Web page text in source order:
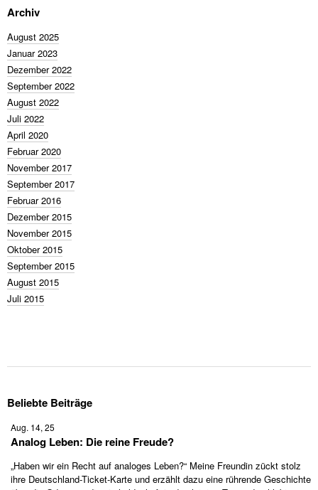
Archiv
August 2025
Januar 2023
Dezember 2022
September 2022
August 2022
Juli 2022
April 2020
Februar 2020
November 2017
September 2017
Februar 2016
Dezember 2015
November 2015
Oktober 2015
September 2015
August 2015
Juli 2015
Beliebte Beiträge
Aug. 14, 25
Analog Leben: Die reine Freude?
„Haben wir ein Recht auf analoges Leben?“ Meine Freundin zückt stolz
ihre Deutschland-Ticket-Karte und erzählt dazu eine rührende Geschichte